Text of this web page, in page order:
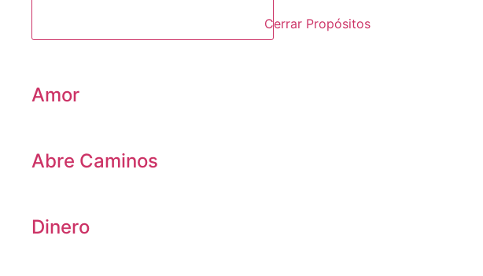
Cerrar Propósitos
Amor
Abre Caminos
Dinero